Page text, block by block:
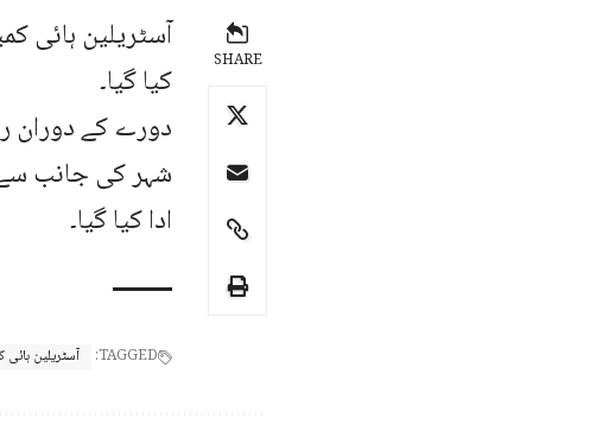
SHARE
آسٹریلین ہائی
کیا گیا۔
دورے کے دوران
شہر کی جانب
ادا کیا گیا۔
TAGGED: آسٹریلین